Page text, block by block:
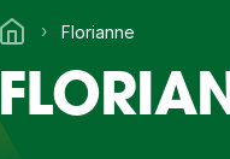
› Florianne